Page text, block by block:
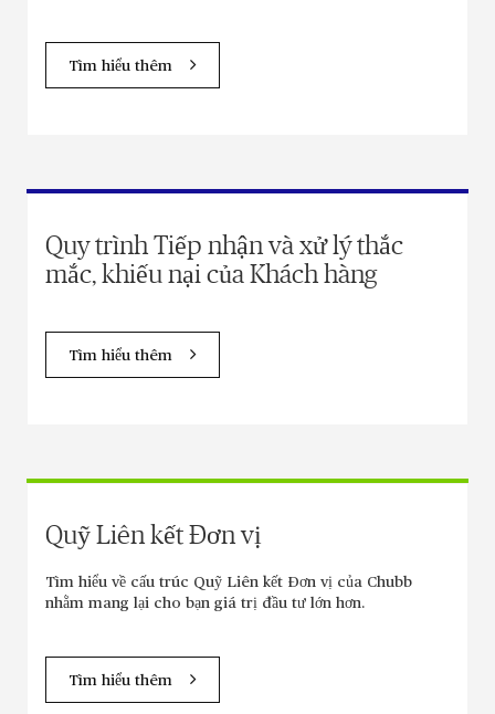
Tìm hiểu thêm
Quy trình Tiếp nhận và xử lý thắc
mắc, khiếu nại của Khách hàng
Tìm hiểu thêm
Quỹ Liên kết Đơn vị
Tìm hiểu về cấu trúc Quỹ Liên kết Đơn vị của Chubb
nhằm mang lại cho bạn giá trị đầu tư lớn hơn.
Tìm hiểu thêm